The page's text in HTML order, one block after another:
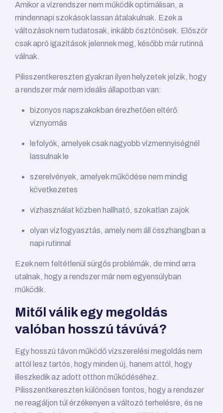
Amikor a vízrendszer nem működik optimálisan, a
mindennapi szokások lassan átalakulnak. Ezek a
változások nem tudatosak, inkább ösztönösek. Először
csak apró igazítások jelennek meg, később már rutinná
válnak.
Pilisszentkereszten gyakran ilyen helyzetek jelzik, hogy
a rendszer már nem ideális állapotban van:
bizonyos napszakokban érezhetően eltérő
víznyomás
lefolyók, amelyek csak nagyobb vízmennyiségnél
lassulnak le
szerelvények, amelyek működése nem mindig
következetes
vízhasználat közben hallható, szokatlan zajok
olyan vízfogyasztás, amely nem áll összhangban a
napi rutinnal
Ezek nem feltétlenül sürgős problémák, de mind arra
utalnak, hogy a rendszer már nem egyensúlyban
működik.
Mitől válik egy megoldás
valóban hosszú távúvá?
Egy hosszú távon működő vízszerelési megoldás nem
attól lesz tartós, hogy minden új, hanem attól, hogy
illeszkedik az adott otthon működéséhez.
Pilisszentkereszten különösen fontos, hogy a rendszer
ne reagáljon túl érzékenyen a változó terhelésre, és ne